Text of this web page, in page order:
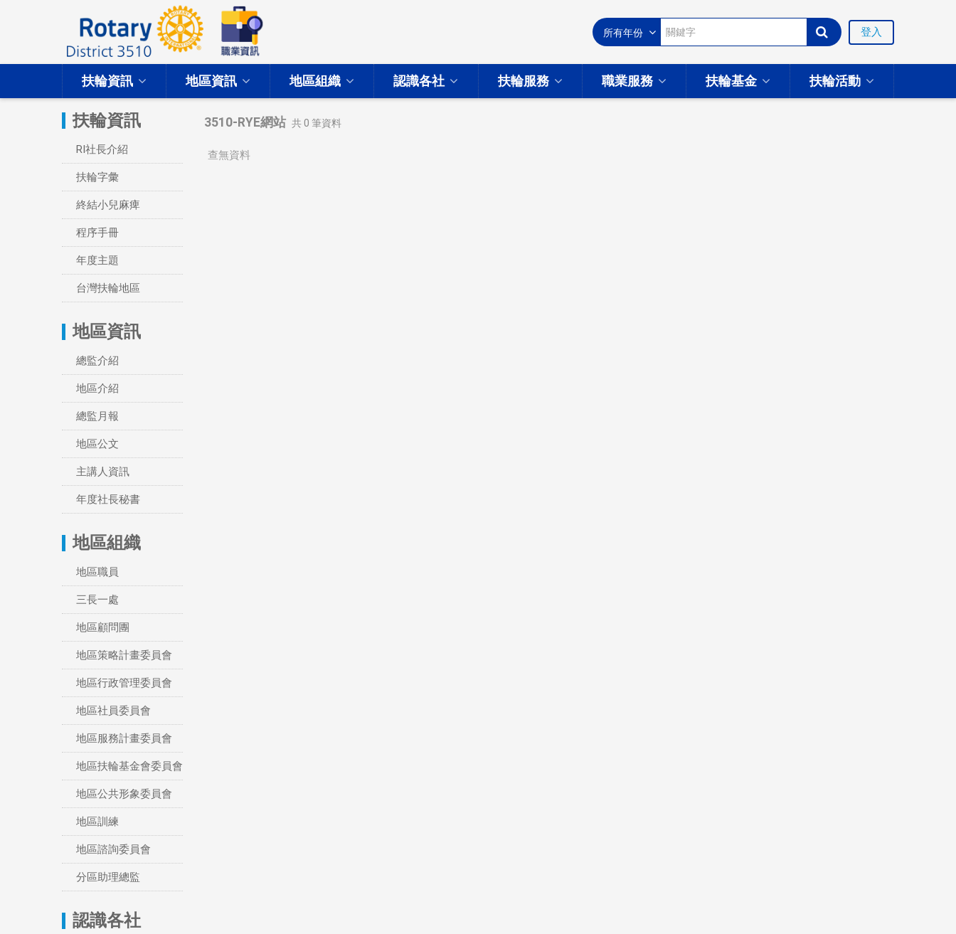
登入
扶輪資訊 地區資訊 地區組織 認識各社 扶輪服務 職業服務 扶輪基金 扶輪活動
扶輪資訊
RI社長介紹
扶輪字彙
終結小兒麻痺
程序手冊
年度主題
台灣扶輪地區
地區資訊
總監介紹
地區介紹
總監月報
地區公文
主講人資訊
年度社長秘書
地區組織
地區職員
三長一處
地區顧問團
地區策略計畫委員會
地區行政管理委員會
地區社員委員會
地區服務計畫委員會
地區扶輪基金會委員會
地區公共形象委員會
地區訓練
地區諮詢委員會
分區助理總監
認識各社
3510-RYE網站 共0 筆資料
查無資料